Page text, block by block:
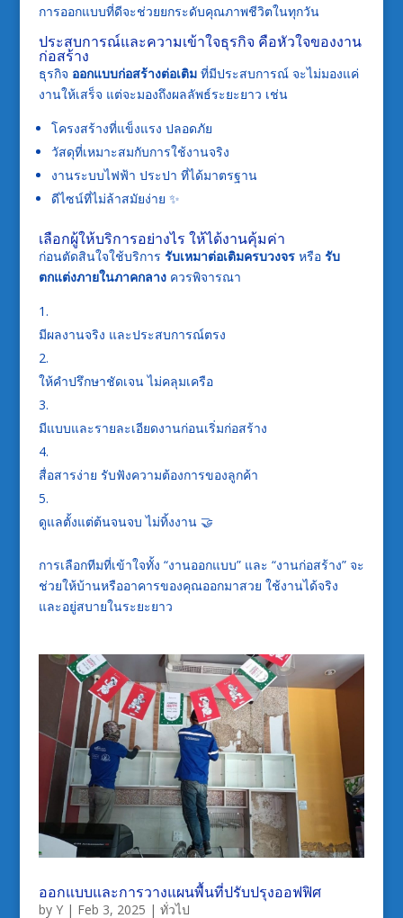
การออกแบบที่ดีจะช่วยยกระดับคุณภาพชีวิตในทุกวัน
ประสบการณ์และความเข้าใจธุรกิจ คือหัวใจของงาน
ก่อสร้าง
ธุรกิจ ออกแบบก่อสร้างต่อเติมที่มีประสบการณ์ จะไม่มองแค่
งานให้เสร็จ แต่จะมองถึงผลลัพธ์ระยะยาว เช่น
โครงสร้างที่แข็งแรง ปลอดภัย
วัสดุที่เหมาะสมกับการใช้งานจริง
งานระบบไฟฟ้า ประปา ที่ได้มาตรฐาน
ดีไซน์ที่ไม่ล้าสมัยง่าย ✨
เลือกผู้ให้บริการอย่างไร ให้ได้งานคุ้มค่า
ก่อนตัดสินใจใช้บริการ รับเหมาต่อเติมครบวงจรหรือ รับ
ตกแต่งภายในภาคกลางควรพิจารณา
มีผลงานจริง และประสบการณ์ตรง
ให้คำปรึกษาชัดเจน ไม่คลุมเครือ
มีแบบและรายละเอียดงานก่อนเริ่มก่อสร้าง
สื่อสารง่าย รับฟังความต้องการของลูกค้า
ดูแลตั้งแต่ต้นจนจบ ไม่ทิ้งงาน 🤝
การเลือกทีมที่เข้าใจทั้ง “งานออกแบบ” และ “งานก่อสร้าง” จะ
ช่วยให้บ้านหรืออาคารของคุณออกมาสวย ใช้งานได้จริง
และอยู่สบายในระยะยาว
ออกแบบและการวางแผนพื้นที่ปรับปรุงออฟฟิศ
by Y| Feb 3, 2025 | ทั่วไป